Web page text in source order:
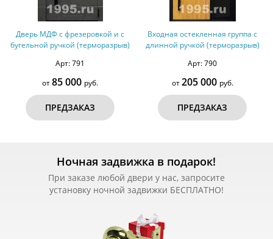
Дверь МДФ с фрезеровкой и с
бугельной ручкой (терморазрыв)
Арт: 791
от85 000 руб.
ПРЕДЗАКАЗ
Входная остекленная группа с
длинной ручкой (терморазрыв)
Арт: 790
от205 000 руб.
ПРЕДЗАКАЗ
Ночная задвижка в подарок!
При заказе любой двери у нас, запросите
установку ночной задвижки БЕСПЛАТНО!